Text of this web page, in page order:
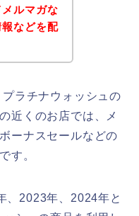
ルマガな
などを配
ラチナウォッシュの
近くのお店では、メ
ーナスセールなどの
す。
、2023年、2024年と